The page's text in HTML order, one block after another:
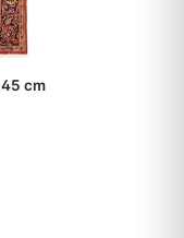
cm